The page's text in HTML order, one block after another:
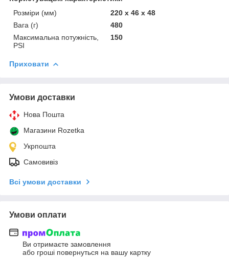
Розміри (мм)
220 x 46 x 48
Вага (г)
480
Максимальна потужність,
PSI
150
Приховати
Умови доставки
Нова Пошта
Магазини Rozetka
Укрпошта
Самовивіз
Всі умови доставки
Умови оплати
Ви отримаєте замовлення
або гроші повернуться на вашу картку